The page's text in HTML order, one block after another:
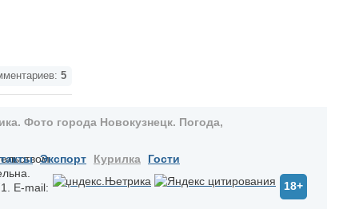
5
Фото города Новокузнецк. Погода,
E-mail:
Экспорт Курилка Гости
18+